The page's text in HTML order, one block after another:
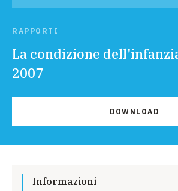
RAPPORTI
La condizione
2007
DOWNLOAD
Informazioni